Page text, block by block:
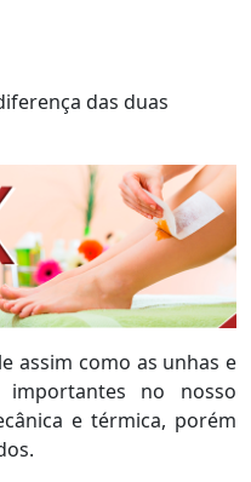
das duas
assim como as unhas e
importantes no nosso
e térmica, porém